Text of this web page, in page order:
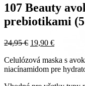
107 Beauty
prebiotikami
24,95€ Pôvodná
bola:
24,95 €.
19,90 €Aktuálna
je:
19,90 €.
Celulózová maska ​​s
niacínamidom pre